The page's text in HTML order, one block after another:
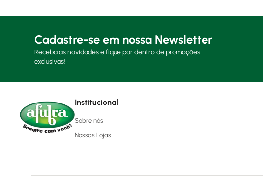
Cadastre-se em nossa Newsletter
Receba as novidades e fique por dentro de promoções
exclusivas!
Institucional
Sobre nós
Nossas Lojas